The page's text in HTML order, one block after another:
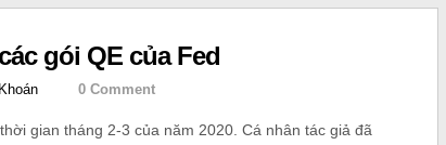
gói QE của Fed
0 Comment
gian tháng 2-3 của năm 2020. Cá nhân tác giả đã